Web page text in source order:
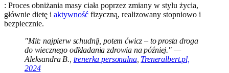
: Proces obniżania masy ciała poprzez zmiany w stylu życia,
głównie dietę i aktywność fizyczną, realizowany stopniowo i
bezpiecznie.
"Mit: najpierw schudnij, potem ćwicz – to prosta droga
do wiecznego odkładania zdrowia na później." —
Aleksandra B., trenerka personalna, Treneralbert.pl,
2024